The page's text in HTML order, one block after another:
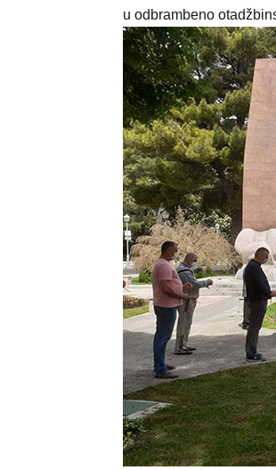
u odbrambeno